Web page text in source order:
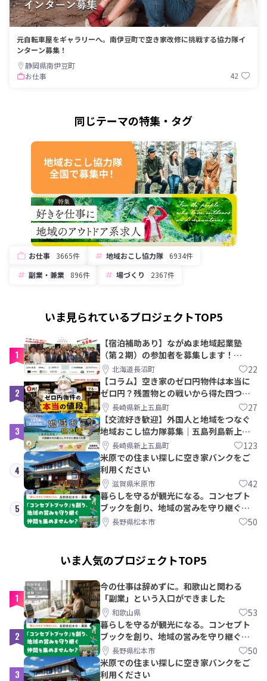
元自転車屋をギャラリーへ。南伊豆町で空き家改修に挑戦する協力隊イ
ンターン募集！
静岡県南伊豆町
お仕事
42
同じテーマの特集・タグ
お仕事 3665件 地域おこし協力隊
6934件
副業・兼業
896件 場づくり 2367件
いま見られているプロジェクトTOP5
1
【宿泊補助あり】ながぬま地域起業塾
（第２期）の参加者を募集します！
【8/21〆】
北海道長沼町 22
2
【コラム】空き家のゼロ円物件は本当に
ゼロ円？残置物との戦いから得た四つの
教訓｜新上五島町
長崎県新上五島町 27
3
【交流好き歓迎】外国人と地域をつなぐ
地域おこし協力隊募集｜五島列島新上五
島町長崎県新上五島町 123
4
米原での住まい探しに空き家バンクをご
利用ください
滋賀県米原市 42
5
暮らしを守るが観光になる。コンセプト
ブックを創り、地域の営みを守り継ぐ仲
間を集めませんか？
長野県松本市 50
いま人気のプロジェクトTOP5
1
今の仕事は辞めずに。和歌山と関わる
「副業」という入口ができました
和歌山県 53
2
暮らしを守るが観光になる。コンセプト
ブックを創り、地域の営みを守り継ぐ仲
間を集めませんか？
長野県松本市 50
3
米原での住まい探しに空き家バンクをご
利用ください